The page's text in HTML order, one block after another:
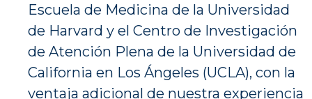
Escuela de Medicina de la Universidad
de Harvard y el Centro de Investigación
de Atención Plena de la Universidad de
California en Los Ángeles (UCLA), con la
ventaja adicional de nuestra experiencia